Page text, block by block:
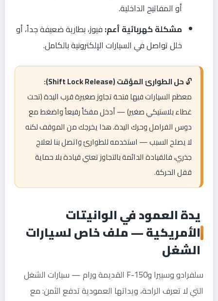
أو المفاتيح الداخلية.
مشكلة كهربائية أعم: فيوز، بطارية ضعيفة جداً، أو
خلل تواصل في السيارات الإلكترونية بالكامل.
🔓حل الطوارئ المؤقت (Shift Lock Release):
معظم السيارات فيها فتحة تجاوز صغيرة قرب اليدة (تحت
غطاء بلاستيكي صغير) — أدخل مفكاً رفيعاً واضغط مع
دوس الفرامل وحرك اليدة. هذا يخرجك من الموقف لكنه
لا يصلح السبب — استخدمه للطوارئ واتصل بنا لعلاج
جذري، فالقيادة الدائمة بالتجاوز تعني قيادة بلا حماية
قفل الحركة.
يدة العمود في الوانيتات
الأمريكية — ملف خاص لسيارات
الشغل
سلفرادو وسييرا وF-150 القديمة ورام — سيارات الشغل
التي لا تعرف الراحة، ويداتها العمودية تدفع الثمن: مع